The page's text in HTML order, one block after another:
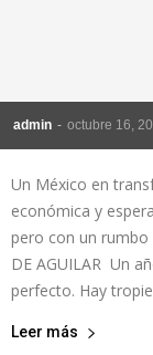
admin - octubre 16,
Un México en
económica y
pero con un rumbo
DE AGUILAR Un
perfecto. Hay
Leer más